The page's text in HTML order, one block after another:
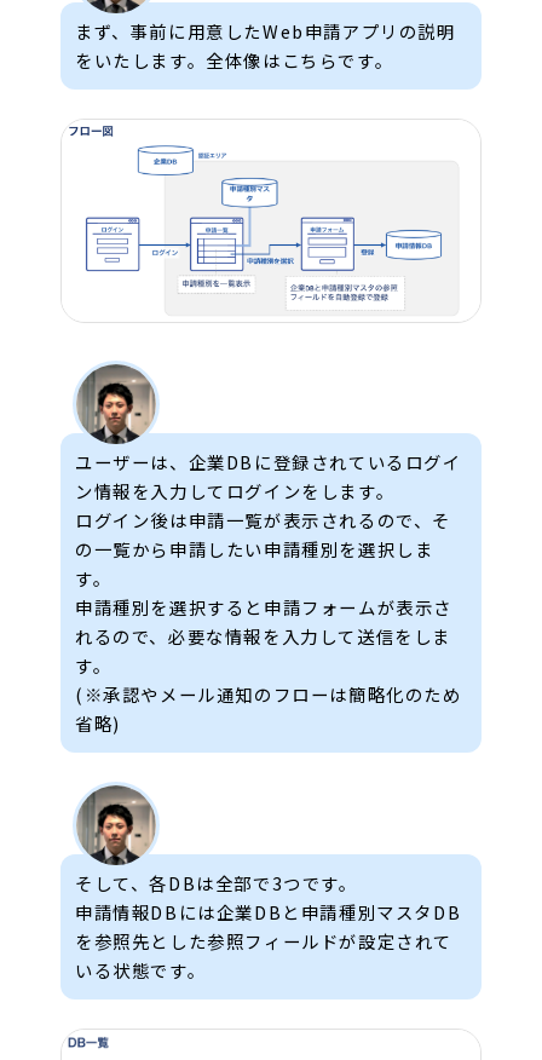
まず、事前に用意したWeb申請アプリの説明
をいたします。全体像はこちらです。
ユーザーは、企業DBに登録されているログイ
ン情報を入力してログインをします。
ログイン後は申請一覧が表示されるので、そ
の一覧から申請したい申請種別を選択しま
す。
申請種別を選択すると申請フォームが表示さ
れるので、必要な情報を入力して送信をしま
す。
(※承認やメール通知のフローは簡略化のため
省略)
そして、各DBは全部で3つです。
申請情報DBには企業DBと申請種別マスタDB
を参照先とした参照フィールドが設定されて
いる状態です。